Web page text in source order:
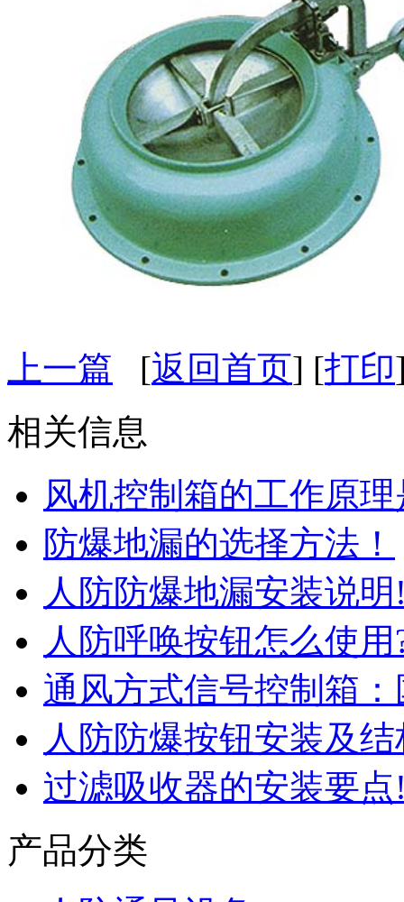
上一篇 [返回首页] [打印
相关信息
风机控制箱的工作原
防爆地漏的选择方法！
人防防爆地漏安装说
人防呼唤按钮怎么使用
通风方式信号控制箱
人防防爆按钮安装及
过滤吸收器的安装要点
产品分类